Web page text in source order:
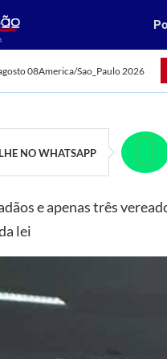
08America/Sao_Paulo 2026
385 vagas para jovens
NO WHATSAPP
e apenas três
lei